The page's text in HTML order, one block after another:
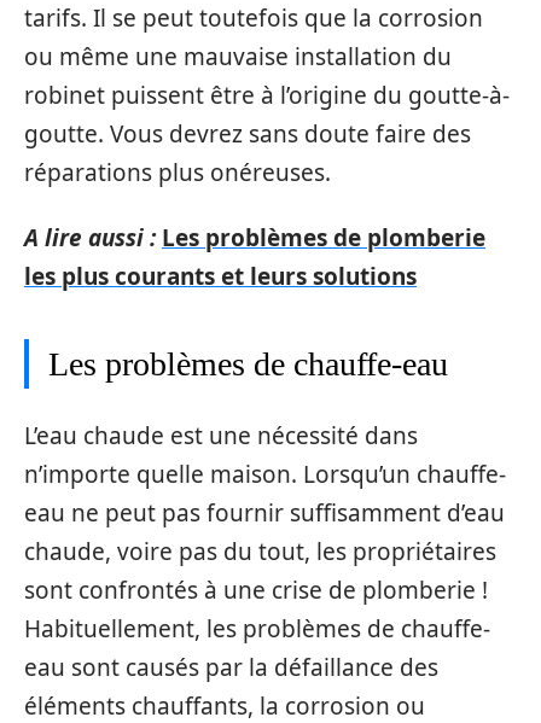
tarifs. Il se peut toutefois que la corrosion
ou même une mauvaise installation du
robinet puissent être à l’origine du goutte-à-
goutte. Vous devrez sans doute faire des
réparations plus onéreuses.
A lire aussi : Les problèmes de plomberie
les plus courants et leurs solutions
Les problèmes de chauffe-eau
L’eau chaude est une nécessité dans
n’importe quelle maison. Lorsqu’un chauffe-
eau ne peut pas fournir suffisamment d’eau
chaude, voire pas du tout, les propriétaires
sont confrontés à une crise de plomberie !
Habituellement, les problèmes de chauffe-
eau sont causés par la défaillance des
éléments chauffants, la corrosion ou